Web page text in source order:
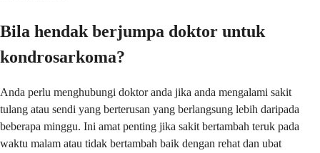
Bila hendak berjumpa doktor untuk
kondrosarkoma?
Anda perlu menghubungi doktor anda jika anda mengalami sakit
tulang atau sendi yang berterusan yang berlangsung lebih daripada
beberapa minggu. Ini amat penting jika sakit bertambah teruk pada
waktu malam atau tidak bertambah baik dengan rehat dan ubat